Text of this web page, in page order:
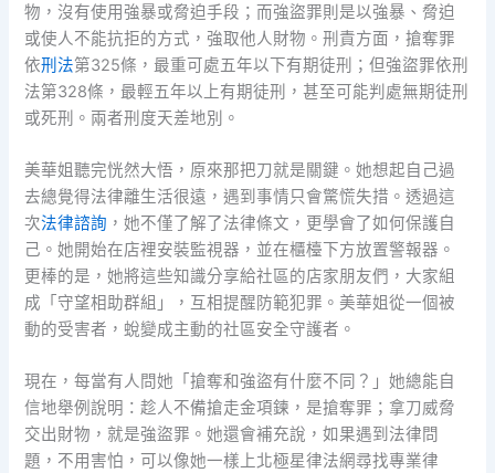
物，沒有使用強暴或脅迫手段；而強盜罪則是以強暴、脅迫
或使人不能抗拒的方式，強取他人財物。刑責方面，搶奪罪
依刑法第325條，最重可處五年以下有期徒刑；但強盜罪依刑
法第328條，最輕五年以上有期徒刑，甚至可能判處無期徒刑
或死刑。兩者刑度天差地別。
美華姐聽完恍然大悟，原來那把刀就是關鍵。她想起自己過
去總覺得法律離生活很遠，遇到事情只會驚慌失措。透過這
次法律諮詢 ，她不僅了解了法律條文，更學會了如何保護自
己。她開始在店裡安裝監視器，並在櫃檯下方放置警報器。
更棒的是，她將這些知識分享給社區的店家朋友們，大家組
成「守望相助群組」，互相提醒防範犯罪。美華姐從一個被
動的受害者，蛻變成主動的社區安全守護者。
現在，每當有人問她「搶奪和強盜有什麼不同？」她總能自
信地舉例說明：趁人不備搶走金項鍊，是搶奪罪；拿刀威脅
交出財物，就是強盜罪。她還會補充說，如果遇到法律問
題，不用害怕，可以像她一樣上北極星律法網尋找專業律